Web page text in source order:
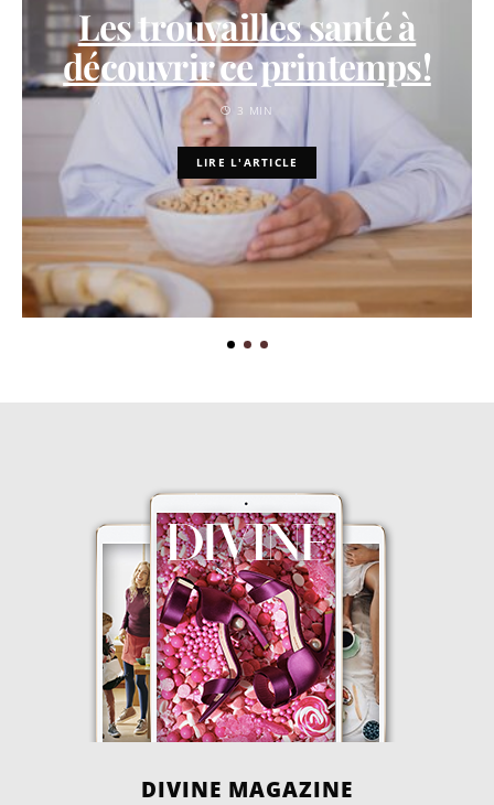
Les trouvailles santé à
découvrir ce printemps!
3 MIN
LIRE L'ARTICLE
DIVINE MAGAZINE